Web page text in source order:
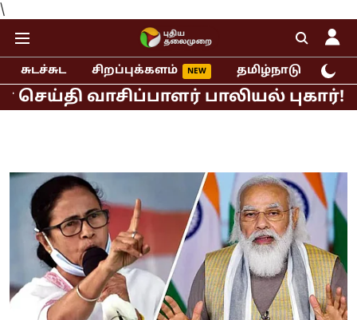
\
சுடச்சுட சிறப்புக்களம் தமிழ்நாடு
பாலியல் புகார்!